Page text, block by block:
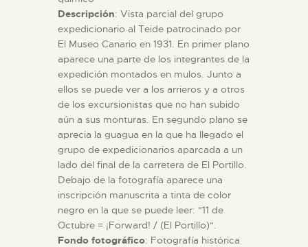
Descripción: Vista parcial del grupo
expedicionario al Teide patrocinado por
El Museo Canario en 1931. En primer plano
aparece una parte de los integrantes de la
expedición montados en mulos. Junto a
ellos se puede ver a los arrieros y a otros
de los excursionistas que no han subido
aún a sus monturas. En segundo plano se
aprecia la guagua en la que ha llegado el
grupo de expedicionarios aparcada a un
lado del final de la carretera de El Portillo.
Debajo de la fotografía aparece una
inscripción manuscrita a tinta de color
negro en la que se puede leer: "11 de
Octubre = ¡Forward! / (El Portillo)".
Fondo fotográfico: Fotografía histórica